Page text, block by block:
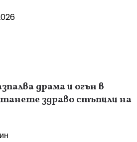
драма и огън в
здраво стъпили на